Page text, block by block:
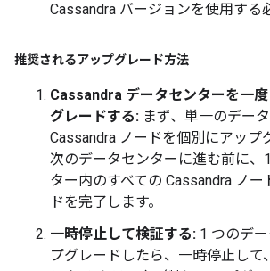
Cassandra バージョンを使用する
推奨されるアップグレード方法
Cassandra データセンターを一
グレードする: まず、単一のデー
Cassandra ノードを個別にアップ
次のデータセンターに進む前に、
ター内のすべての Cassandra ノ
ドを完了します。
一時停止して検証する: 1 つのデ
プグレードしたら、一時停止して